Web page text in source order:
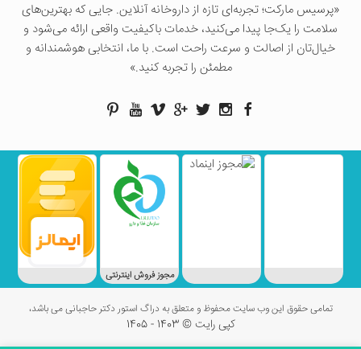
«پرسيس ماركت؛ تجربه‌ای تازه از داروخانه آنلاین. جایی که بهترین‌های
سلامت را یک‌جا پیدا می‌کنید، خدمات باکیفیت واقعی ارائه می‌شود و
خیال‌تان از اصالت و سرعت راحت است. با ما، انتخابی هوشمندانه و
مطمئن را تجربه کنید.»
مجوز فروش اینترنتی
تمامی حقوق این وب سایت محفوظ و متعلق به دراگ استور دکتر حاجبانی می باشد،
کپی رایت © 1403 - 1405